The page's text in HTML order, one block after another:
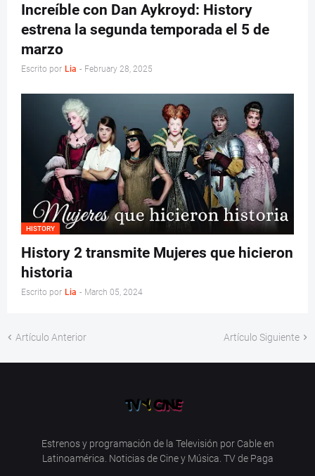
Increíble con Dan Aykroyd: History
estrena la segunda temporada el 5 de
marzo
Escrito por Lia - February 28, 2025
HISTORY
History 2 transmite Mujeres que hicieron
historia
Escrito por Lia - March 05, 2024
Artículo Anterior Artículo Siguiente
Estrenos y programación de la Televisión por Cable en
Latinoamérica. Noticias de Cine y Música. TV de Paga